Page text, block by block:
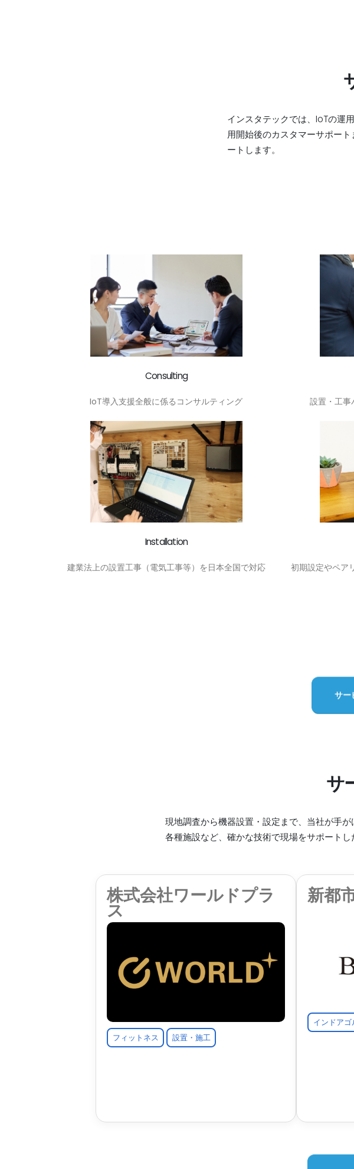
インスタテックでは、IoTの運
用開始後のカスタマーサポー
ートします。
Consulting
IoT導入支援全般に係るコンサルティング 設置・工事
Installation
建業法上の設置工事（電気工事等）を日本全国で対応
初期設定やペア
サー
サ
現地調査から機器設置・設定まで、当社が手
各種施設など、確かな技術で現場をサポートし
株式会社ワールドプラ
ス
フィットネス 設置・施工
新都
インドアゴ